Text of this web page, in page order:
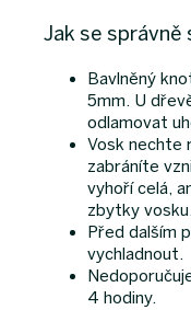
Jak se
Bavlněný
5mm. U
odlamovat
Vosk nechte
zabráníte
vyhoří celá,
zbytky vosku.
Před dalším
vychladnout.
4 hodiny.